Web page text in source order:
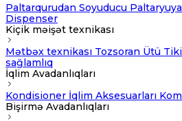
Paltarqurudan Soyuducu
Dispenser
Kiçik məişət texnikası
Mətbəx texnikası Tozsoran Ütü
sağlamlıq
İqlim Avadanlıqları
Kondisioner İqlim Aksesuarları
Bişirmə Avadanlıqları